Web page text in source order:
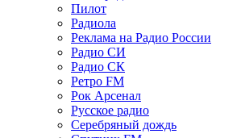
Пилот
Радиола
Реклама на Радио России
Радио СИ
Радио СК
Ретро FM
Рок Арсенал
Русское радио
Серебряный дождь